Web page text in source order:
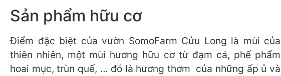
Sản phẩm hữu cơ
Điểm đặc biệt của vườn SomoFarm Cửu Long là mùi của
thiên nhiên, một mùi hương hữu cơ từ đạm cá, phế phẩm
hoai mục, trùn quế, … đó là hương thơm của những ấp ủ và